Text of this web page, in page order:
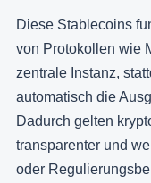
Diese Stablecoins
von Protokollen wie
zentrale Instanz,
automatisch die
Dadurch gelten
transparenter und
oder